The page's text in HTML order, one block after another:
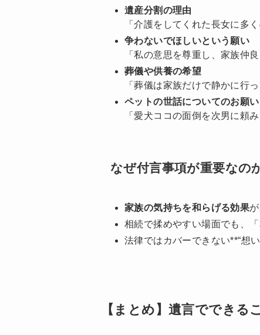
遺産分割の理由
「介護をしてくれた長女に多
争わないでほしいという願い
「私の意思を尊重し、家族仲
葬儀や供養の希望
「葬儀は家族だけで静かに行っ
ペットの世話についてのお願い
「愛犬ココの面倒を次男に頼み
なぜ付言事項が重要なの
家族の気持ちを和らげる効果
相続で揉めやすい場面でも、
法律ではカバーできない**“想
【まとめ】遺言でできる